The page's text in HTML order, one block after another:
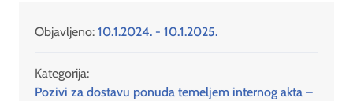
Objavljeno: 10.1.2024. - 10.1.2025.
Kategorija:
Pozivi za dostavu ponuda temeljem internog akta –